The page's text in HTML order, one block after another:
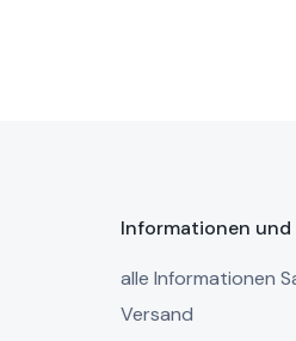
Informationen und
alle Informationen
Versand